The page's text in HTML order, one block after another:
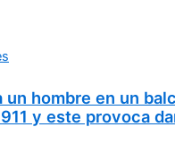
un hombre en un
y este provoca